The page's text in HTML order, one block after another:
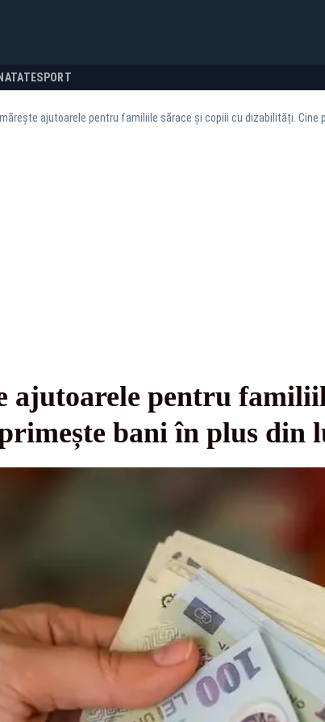
SPORT
ajutoarele pentru familiile sărace și copiii cu dizabilități. Cine
ajutoarele pentru
bani în plus din